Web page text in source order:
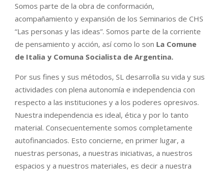
Somos parte de la obra de conformación,
acompañamiento y expansión de los Seminarios de CHS
“Las personas y las ideas”. Somos parte de la corriente
de pensamiento y acción, así como lo son La Comune
de Italia y Comuna Socialista de Argentina.
Por sus fines y sus métodos, SL desarrolla su vida y sus
actividades con plena autonomía e independencia con
respecto a las instituciones y a los poderes opresivos.
Nuestra independencia es ideal, ética y por lo tanto
material. Consecuentemente somos completamente
autofinanciados. Esto concierne, en primer lugar, a
nuestras personas, a nuestras iniciativas, a nuestros
espacios y a nuestros materiales, es decir a nuestra